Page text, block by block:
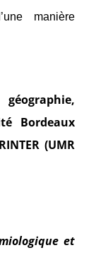
manière
Bordeaux
(UMR
et